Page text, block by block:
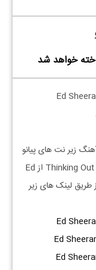
خواهد شد
زیر نت های پیانو
Thinking Out Loud از Ed
طریق لینک های زیر